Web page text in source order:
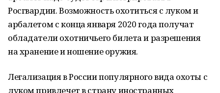
Росгвардии. Возможность охотиться с луком и
арбалетом с конца января 2020 года получат
обладатели охотничьего билета и разрешения
на хранение и ношение оружия.
Легализация в России популярного вида охоты с
луком привлечет в страну иностранных